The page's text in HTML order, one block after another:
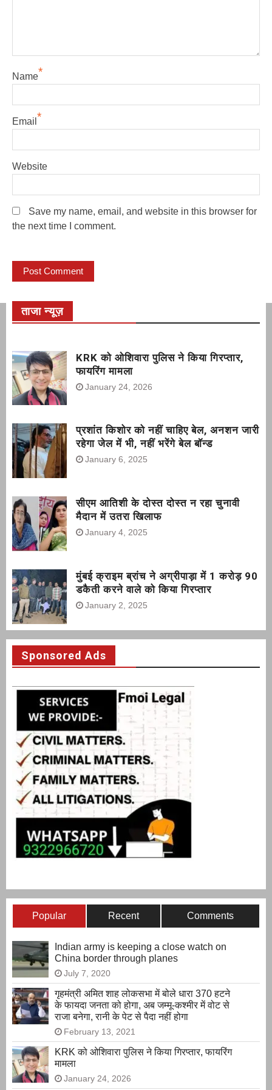
Name*
Email *
Website
Save my name, email, and website in this browser for
the next time I comment.
ताजा न्यूज़
KRK को ओशिवारा पुलिस ने किया गिरप्तार,
फायरिंग मामला
January 24, 2026
प्रशांत किशोर को नहीं चाहिए बेल, अनशन जारी
रहेगा जेल में भी, नहीं भरेंगे बेल बॉन्ड
January 6, 2025
सीएम आतिशी के दोस्त दोस्त न रहा चुनावी
मैदान में उतरा खिलाफ
January 4, 2025
मुंबई क्राइम ब्रांच ने अग्रीपाड़ा में 1 करोड़ 90
डकैती करने वाले को किया गिरप्तार
January 2, 2025
Sponsored Ads
Popular Recent Comments
Indian army is keeping a close watch on
China border through planes
July 7, 2020
गृहमंत्री अमित शाह लोकसभा में बोले धारा 370 हटने
के फायदा जनता को होगा, अब जम्मू-कश्मीर में वोट से
राजा बनेगा, रानी के पेट से पैदा नहीं होगा
February 13, 2021
KRK को ओशिवारा पुलिस ने किया गिरप्तार, फायरिंग
मामला
January 24, 2026